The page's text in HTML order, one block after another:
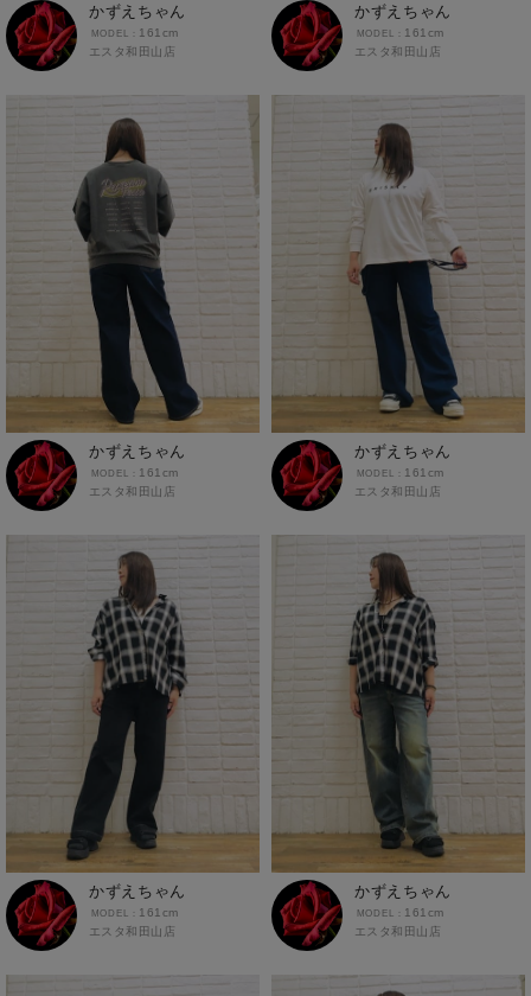
かずえちゃん
エスタ和田山店
161cm
かずえちゃん
エスタ和田山店
161cm
かずえちゃん
エスタ和田山店
161cm
かずえちゃん
エスタ和田山店
161cm
かずえちゃん
エスタ和田山店
161cm
かずえちゃん
エスタ和田山店
161cm